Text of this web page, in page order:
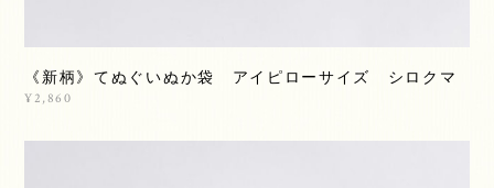
《新柄》てぬぐいぬか袋 アイピローサイズ シロクマ
¥2,860